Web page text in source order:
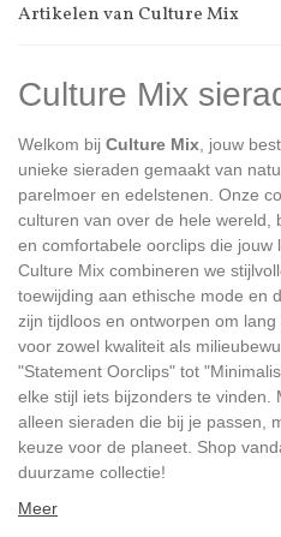
Artikelen van Culture Mix
Culture Mix
Welkom bij Culture Mix , jouw
unieke sieraden gemaakt van
parelmoer en edelstenen. Onze
culturen van over de hele wereld,
en comfortabele oorclips die jouw
Culture Mix combineren we
toewijding aan ethische mode en
zijn tijdloos en ontworpen om
voor zowel kwaliteit als
"Statement Oorclips" tot
elke stijl iets bijzonders te vinden.
alleen sieraden die bij je passen,
keuze voor de planeet. Shop
duurzame collectie!
Meer